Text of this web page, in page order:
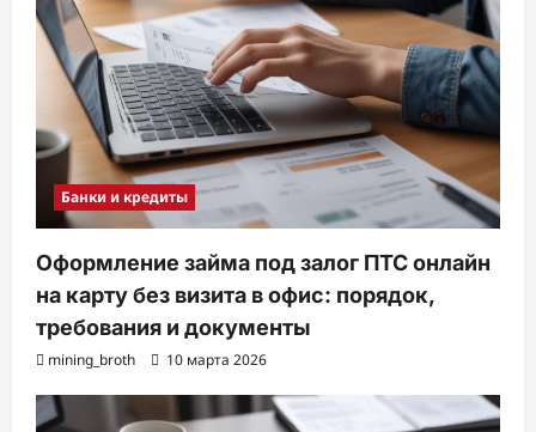
Банки и кредиты
Оформление займа под залог ПТС онлайн
на карту без визита в офис: порядок,
требования и документы
mining_broth 10 марта 2026